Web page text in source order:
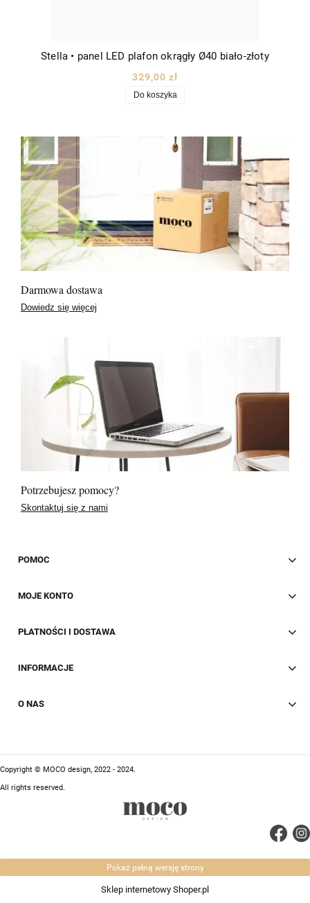
Stella • panel LED plafon okrągły Ø40 biało-złoty
329,00 zł
Do koszyka
Darmowa dostawa
Dowiedz się więcej
Potrzebujesz pomocy?
Skontaktuj się z nami
POMOC
MOJE KONTO
PŁATNOŚCI I DOSTAWA
INFORMACJE
O NAS
Copyright © MOCO design, 2022 - 2024.
All rights reserved.
Pokaż pełną wersję strony
Sklep internetowy Shoper.pl